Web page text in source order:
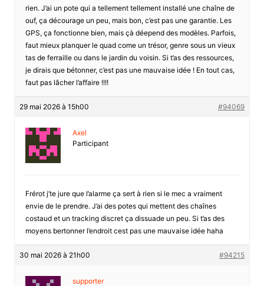
rien. J’ai un pote qui a tellement tellement installé une chaîne de
ouf, ça décourage un peu, mais bon, c’est pas une garantie. Les
GPS, ça fonctionne bien, mais çà déepend des modèles. Parfois,
faut mieux planquer le quad come un trésor, genre sous un vieux
tas de ferraille ou dans le jardin du voisin. Si t’as des ressources,
je dirais que bétonner, c’est pas une mauvaise idée ! En tout cas,
faut pas lâcher l’affaire !!!!
29 mai 2026 à 15h00 #94069
Axel
Participant
Frérot j’te jure que l’alarme ça sert à rien si le mec a vraiment
envie de le prendre. J’ai des potes qui mettent des chaînes
costaud et un tracking discret ça dissuade un peu. Si t’as des
moyens bertonner l’endroit cest pas une mauvaise idée haha
30 mai 2026 à 21h00 #94215
supporter